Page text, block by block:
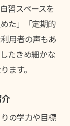
習スペースを
た」「定期的
用者の声もあ
たきめ細かな
ます。
の学力や目標